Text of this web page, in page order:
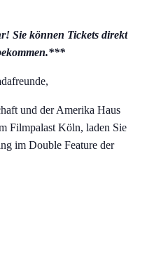
Sie können Tickets direkt
und der Amerika Haus
Filmpalast Köln, laden Sie
im Double Feature der